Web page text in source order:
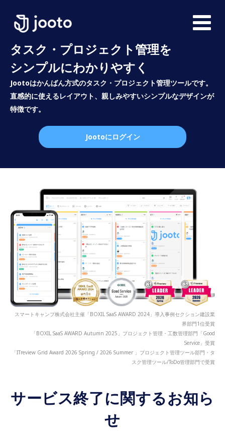
タスク・プロジェクト管理を
シンプルにわかりやすく
Jootoはかんばん方式のタスク・プロジェクト管理ツールです。
直感的に使えるレイアウト、親しみやすいシンプルなデザインが
特徴です。
Jootoにログイン
スマートキャンプ株式会社主催「BOXIL SaaS AWARD 2024」導入事例セクション建設業
界部門1位受賞
「BOXIL SaaS AWARD Autumn 2025」プロジェクト管理・工数管理部門「Good
Service」受賞
「ITreview Grid Award 2026 Spring / 2026 Summer 」プロジェクト管理ツール部門・タ
スク管理ツール/ToDo管理部門で受賞
サービス終了に関するお知ら
せ